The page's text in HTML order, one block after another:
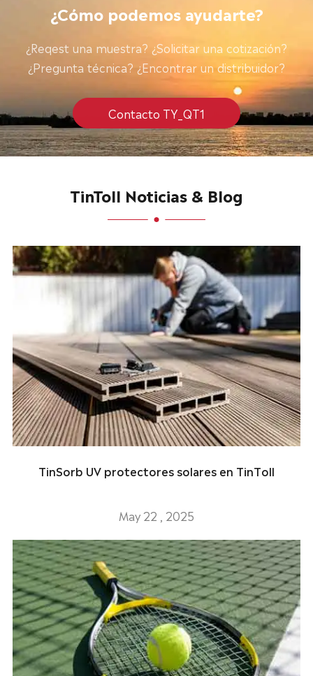
¿Cómo podemos ayudarte?
¿Reqest una muestra? ¿Solicitar una cotización?
¿Pregunta técnica? ¿Encontrar un distribuidor?
Contacto TY_QT1
TinToll Noticias & Blog
TinSorb UV protectores solares en TinToll
May 22 , 2025